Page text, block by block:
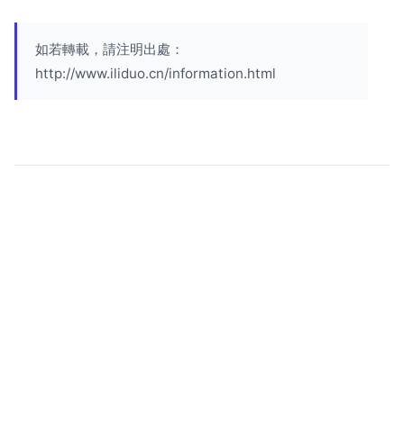
如若轉載，請注明出處：
http://www.iliduo.cn/information.html